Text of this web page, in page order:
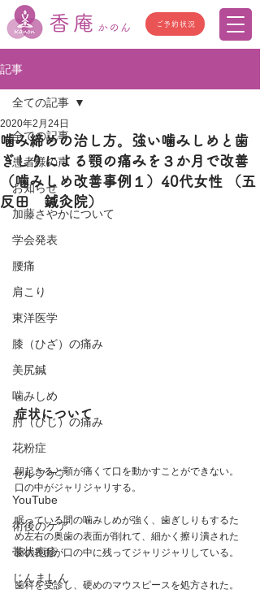
香庵 かのん ご予約状況
記事
全ての記事
患者様の声
お知らせ
加藤さやかについて
学会発表
腰痛
肩こり
東洋医学
膝（ひざ）の痛み
美尻鍼
噛みしめ
肘（ひじ）の痛み
花粉症
セルフケア
YouTube
術後のケア
帯状疱疹
じんましん
全ての記事
噛み締めの治し方。強い噛みしめと歯
ぎしりによる顎の痛みを３か月で改善
（噛みしめ改善事例１）40代女性 （五
反田 鍼灸院）
2020年2月24日
症状について
朝起きると顎が痛くて口を動かすことができない。
口の中がジャリジャリする。
眠っている間の噛みしめが強く、歯ぎしりもするた
め左右の奥歯の表面が削れて、細かく擦り潰された
歯の表面が口の中に残ってジャリジャリしている。
歯科を受診し、硬めのマウスピースを処方された。